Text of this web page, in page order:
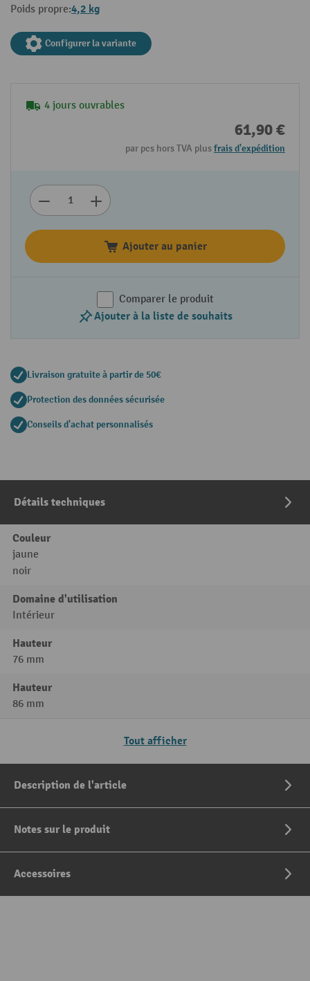
Poids propre:4,2 kg
Configurer la variante
4 jours ouvrables
61,90 €
par pcs hors TVA plusfrais d'expédition
Ajouter au panier
Comparer le produit
Ajouter à la liste de souhaits
Livraison gratuite à partir de 50€
Protection des données sécurisée
Conseils d'achat personnalisés
Détails techniques
Couleur
jaune
noir
Domaine d'utilisation
Intérieur
Hauteur
76 mm
Hauteur
86 mm
Tout afficher
Description de l'article
Notes sur le produit
Accessoires